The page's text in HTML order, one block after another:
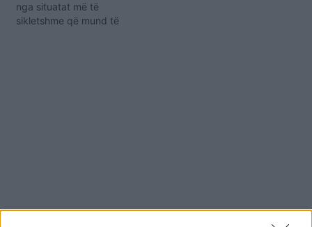
nga situatat më të
sikletshme që mund të